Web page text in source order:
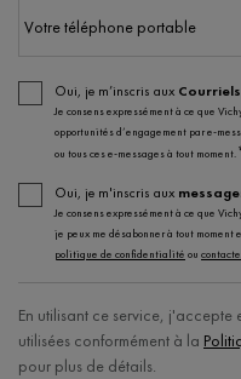
Votre téléphone portable
Oui, je m’inscris aux
Je consens expressément à ce que
opportunités d’engagement par e-
ou tous ces e-messages à tout moment.
Oui, je m'inscris aux
Je consens expressément à ce que
je peux me désabonner à tout moment
politique de confidentialité ou
En utilisant ce service, j'accepte
utilisées conformément à la
pour plus de détails.